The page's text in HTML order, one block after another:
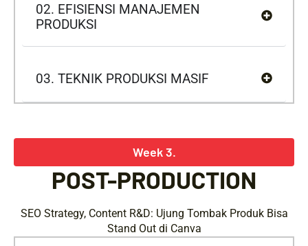
02. EFISIENSI MANAJEMEN
PRODUKSI
03. TEKNIK PRODUKSI MASIF
Week 3.
POST-PRODUCTION
SEO Strategy, Content R&D: Ujung Tombak Produk Bisa
Stand Out di Canva